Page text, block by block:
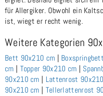
für Allergiker. Obwohl ein
ist, wiegt er recht wenig.
Weitere Kategorien
Bett 90x210 cm |
cm | Topper 90x210 cm |
90x210 cm | Lattenrost
90x210 cm | Tellerlattenrost